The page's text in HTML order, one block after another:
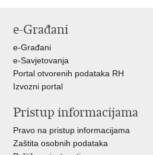
FacebookuTwitteru
e-Građani
e-Građani
e-Savjetovanja
Portal otvorenih podataka RH
Izvozni portal
Pristup informacijama
Pravo na pristup informacijama
Zaštita osobnih podataka